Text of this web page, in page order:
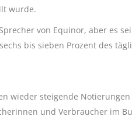
wurde.
von Equinor, aber es
bis sieben Prozent des
wieder steigende Notierungen
und Verbraucher im